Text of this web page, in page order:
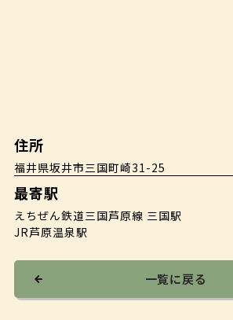
住所
福井県坂井市三国町崎31-25
最寄駅
えちぜん鉄道三国芦原線 三国駅
JR芦原温泉駅
一覧に戻る